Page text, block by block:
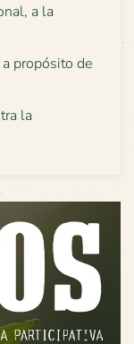
a la
propósito de
la